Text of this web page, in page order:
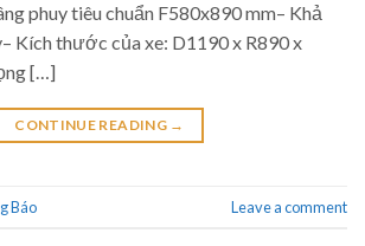
phuy tiêu chuẩn F580x890 mm– Khả
Kích thước của xe: D1190 x R890 x
[…]
CONTINUE READING →
Báo Leave a comment